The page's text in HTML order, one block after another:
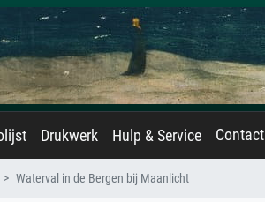
Drukwerk Hulp & Service Contact
Waterval in de Bergen bij Maanlicht